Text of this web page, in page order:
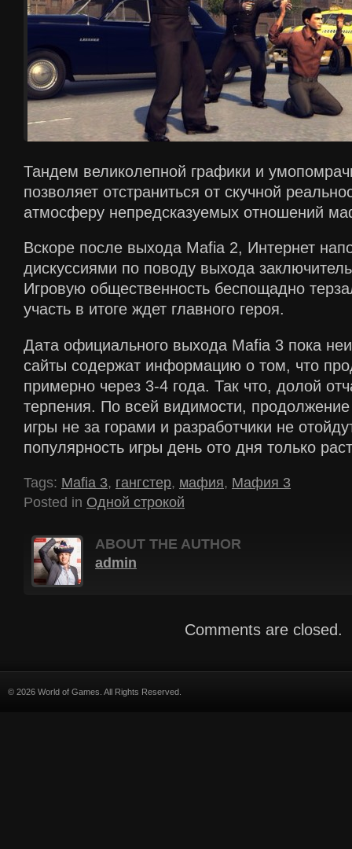
Тандем великолепной графики и
позволяет отстраниться от скучной
атмосферу непредсказуемых отношений
Вскоре после выхода Mafia 2, Интернет
дискуссиями по поводу выхода
Игровую общественность беспощадно
участь в итоге ждет главного героя.
Дата официального выхода Mafia 3 пока
сайты содержат информацию о том, что
примерно через 3-4 года. Так что, долой
терпения. По всей видимости,
игры не за горами и разработчики не
популярность игры день ото дня только
Tags: Mafia 3, гангстер, мафия, Мафия 3
Posted in Одной строкой
ABOUT THE AUTHOR
admin
Comments are closed.
© 2026 World of Games. All Rights Reserved.